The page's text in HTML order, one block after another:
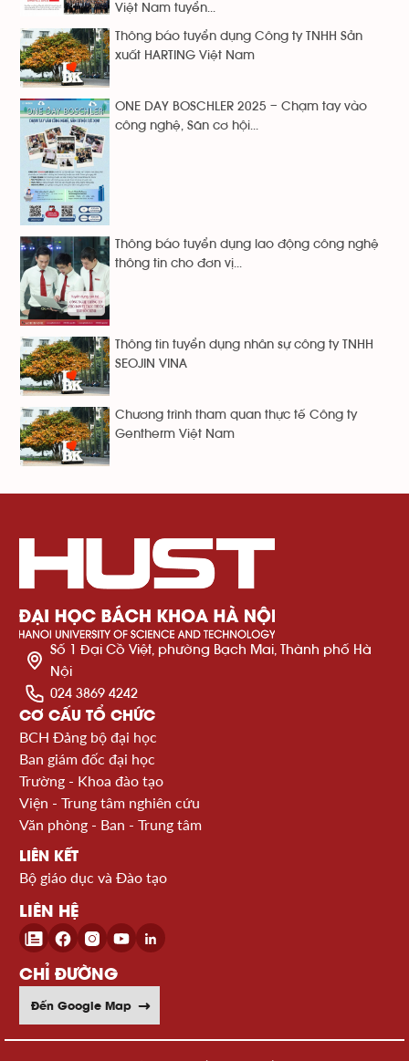
Việt Nam tuyển...
Thông báo tuyển dụng Công ty TNHH Sản
xuất HARTING Việt Nam
ONE DAY BOSCHLER 2025 – Chạm tay vào
công nghệ, Săn cơ hội...
Thông báo tuyển dụng lao động công nghệ
thông tin cho đơn vị...
Thông tin tuyển dụng nhân sự công ty TNHH
SEOJIN VINA
Chương trình tham quan thực tế Công ty
Gentherm Việt Nam
Số 1 Đại Cồ Việt, phường Bạch Mai, Thành phố Hà
Nội
024 3869 4242
CƠ CẤU TỔ CHỨC
BCH Đảng bộ đại học
Ban giám đốc đại học
Trường - Khoa đào tạo
Viện - Trung tâm nghiên cứu
Văn phòng - Ban - Trung tâm
LIÊN KẾT
Bộ giáo dục và Đào tạo
LIÊN HỆ
CHỈ ĐƯỜNG
Đến Google Map